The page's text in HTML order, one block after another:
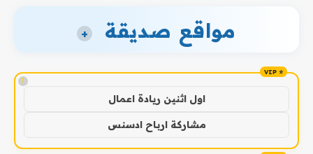
مواقع صديقة +
!
اول اثنين ريادة اعمال
مشاركة ارباح ادسنس